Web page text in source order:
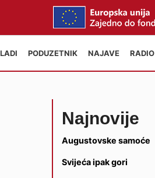
PODUZETNIK NAJAVE RADIO
Najnovije
Augustovske samoće
Svijeća ipak gori